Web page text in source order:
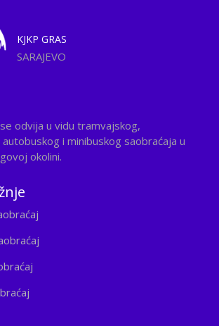
KJKP GRAS
SARAJEVO
odvija u vidu tramvajskog,
i minibuskog saobraćaja u
okolini.